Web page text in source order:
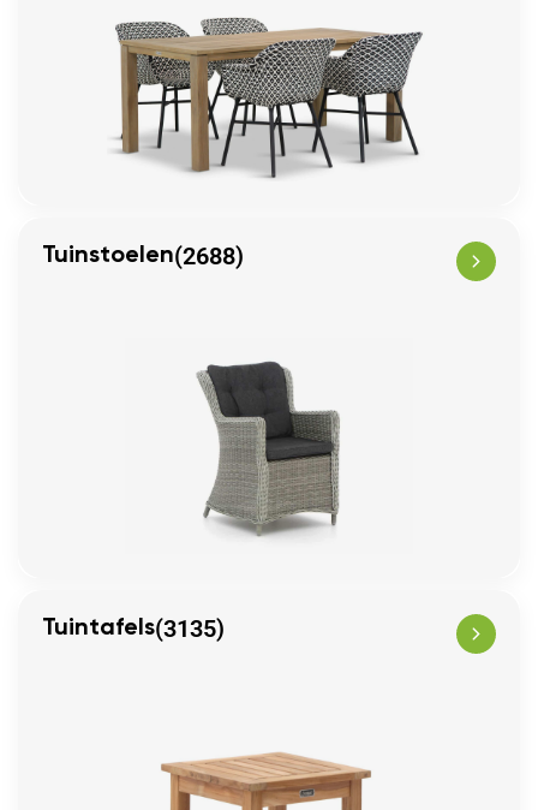
Tuinstoelen(2688)
Tuintafels(3135)